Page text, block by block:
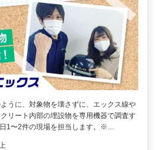
うに、対象物を壊さずに、エックス線や
リート内部の埋設物を専用機器で調査す
1〜2件の現場を担当します。※…